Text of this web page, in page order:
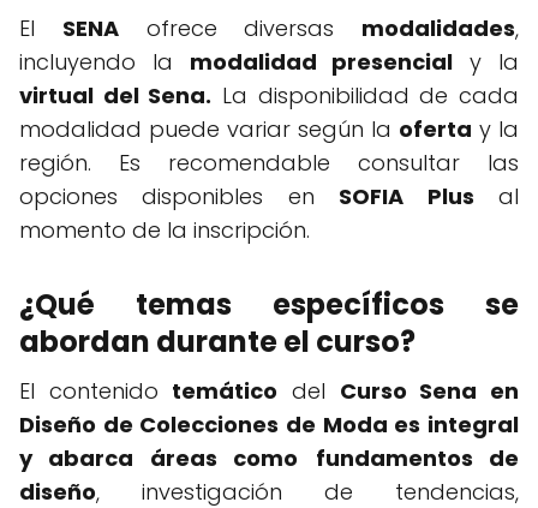
El SENAofrece diversas modalidades,
incluyendo la modalidad presencial y la
virtual del Sena. La disponibilidad de cada
modalidad puede variar según la oferta y la
región. Es recomendable consultar las
opciones disponibles en SOFIA Plus al
momento de la inscripción.
¿Qué temas específicos se
abordan durante el curso?
El contenido temático del Curso Sena en
Diseño de Colecciones de Moda es integral
y abarca áreas como
fundamentos de
diseño, investigación de tendencias,